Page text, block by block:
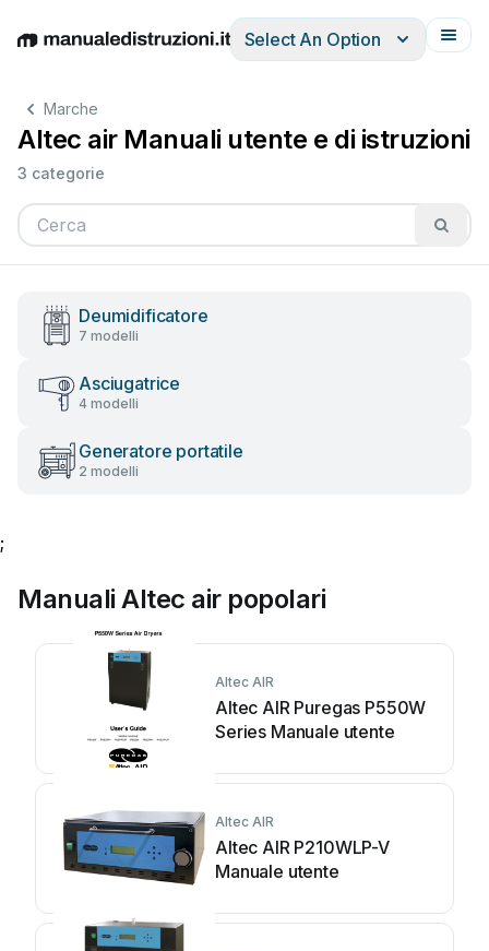
EnglishDeutschEspañolItalianoFrançais
Select An Option
Marche
Altec air Manuali utente e di istruzioni
3 categorie
Deumidificatore
7 modelli
Asciugatrice
4 modelli
Generatore portatile
2 modelli
;
Manuali Altec air popolari
Altec AIR
Altec AIR Puregas P550W
Series Manuale utente
Altec AIR
Altec AIR P210WLP-V
Manuale utente